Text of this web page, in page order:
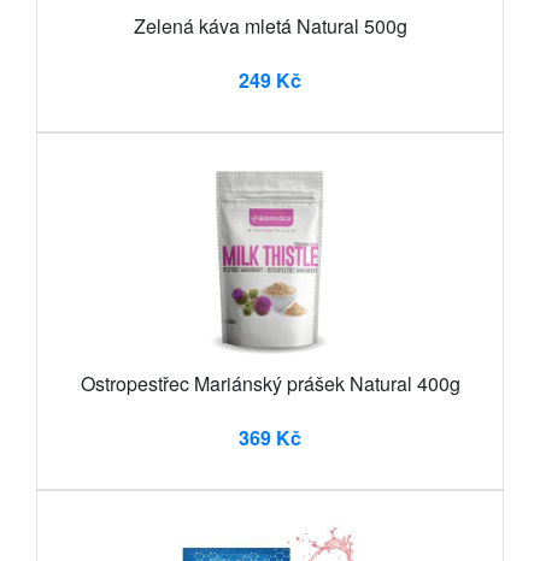
Zelená káva mletá Natural 500g
249 Kč
Ostropestřec Mariánský prášek Natural 400g
369 Kč